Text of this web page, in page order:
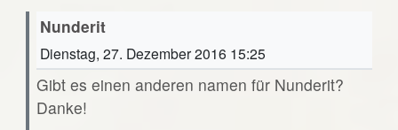
Nunderit
Dienstag, 27. Dezember 2016 15:25
Gibt es einen anderen namen für Nunderit?
Danke!